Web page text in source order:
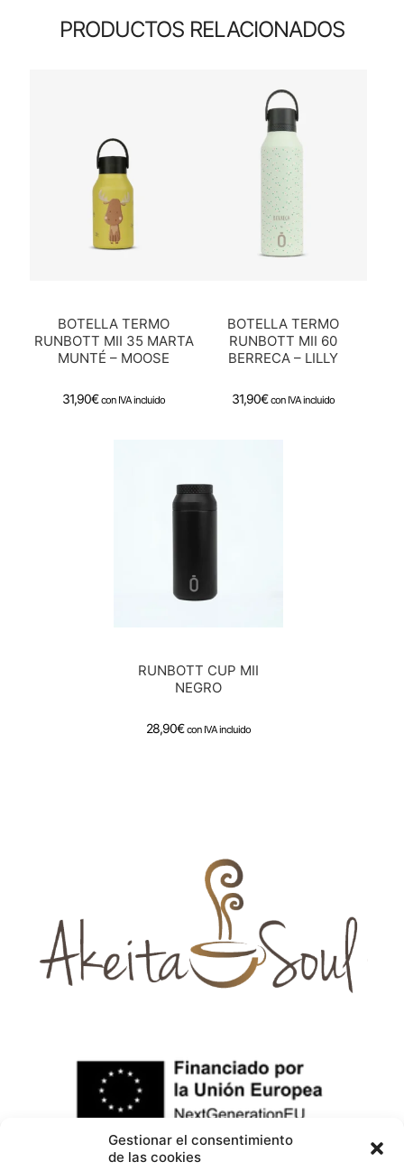
Gestionar el consentimiento
de las cookies
PRODUCTOS RELACIONADOS
BOTELLA TERMO
RUNBOTT MII 35 MARTA
MUNTÉ – MOOSE
31,90€ con IVA incluido
BOTELLA TERMO
RUNBOTT MII 60
BERRECA – LILLY
31,90€ con IVA incluido
RUNBOTT CUP MII
NEGRO
28,90€ con IVA incluido